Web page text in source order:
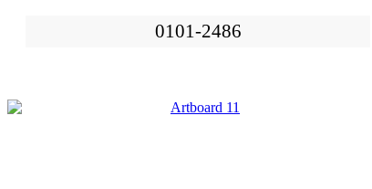
0101-2486